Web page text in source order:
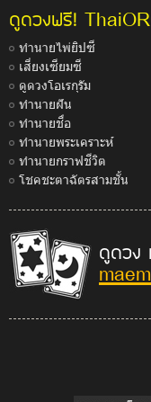
ดูดวงฟรี!
ทำนายไพ่ยิปซี
เสี่ยงเซียมซี
ดูดวงโอเรกุรัม
ทำนายฝัน
ทำนายชื่อ
ทำนายพระเคราะห์
ทำนายกราฟชีวิต
โชคชะตาฉัตรสามชั้น
ดูดวง